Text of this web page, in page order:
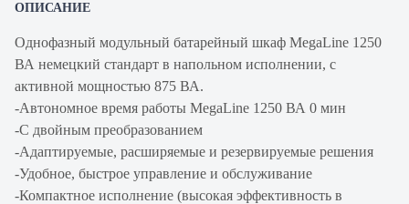
ОПИСАНИЕ
Однофазный модульный батарейный шкаф MegaLine 1250
ВА немецкий стандарт в напольном исполнении, с
активной мощностью 875 ВА.
-Автономное время работы MegaLine 1250 ВА 0 мин
-С двойным преобразованием
-Адаптируемые, расширяемые и резервируемые решения
-Удобное, быстрое управление и обслуживание
-Компактное исполнение (высокая эффективность в